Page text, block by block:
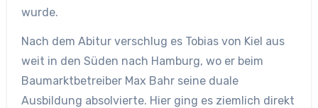
wurde.
Nach dem Abitur verschlug es Tobias von Kiel aus
weit in den Süden nach Hamburg, wo er beim
Baumarktbetreiber Max Bahr seine duale
Ausbildung absolvierte. Hier ging es ziemlich direkt